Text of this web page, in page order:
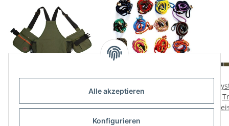
Alle akzeptieren
Konfigurieren
Kunstoffverschluss
Preise nach Anmeldung
6mm HORN mit
Zugbegrenzung
Preise nach Anmeldung
sichtbar